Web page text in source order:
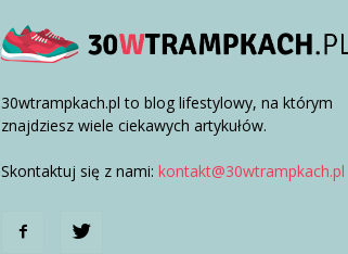
30wtrampkach.pl to blog lifestylowy, na którym
znajdziesz wiele ciekawych artykułów.
Skontaktuj się z nami: kontakt@30wtrampkach.pl